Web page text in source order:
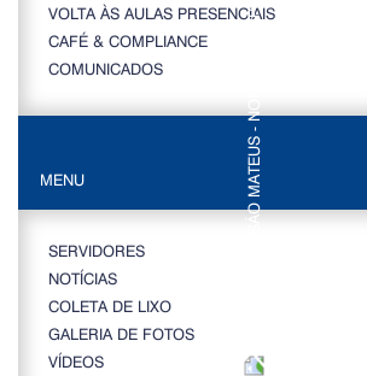
VOLTA ÀS AULAS PRESENCIAIS
CAFÉ & COMPLIANCE
COMUNICADOS
MENU
SERVIDORES
NOTÍCIAS
COLETA DE LIXO
GALERIA DE FOTOS
VÍDEOS